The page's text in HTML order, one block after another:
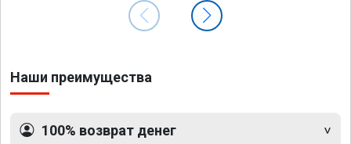
Наши преимущества
100% возврат денег